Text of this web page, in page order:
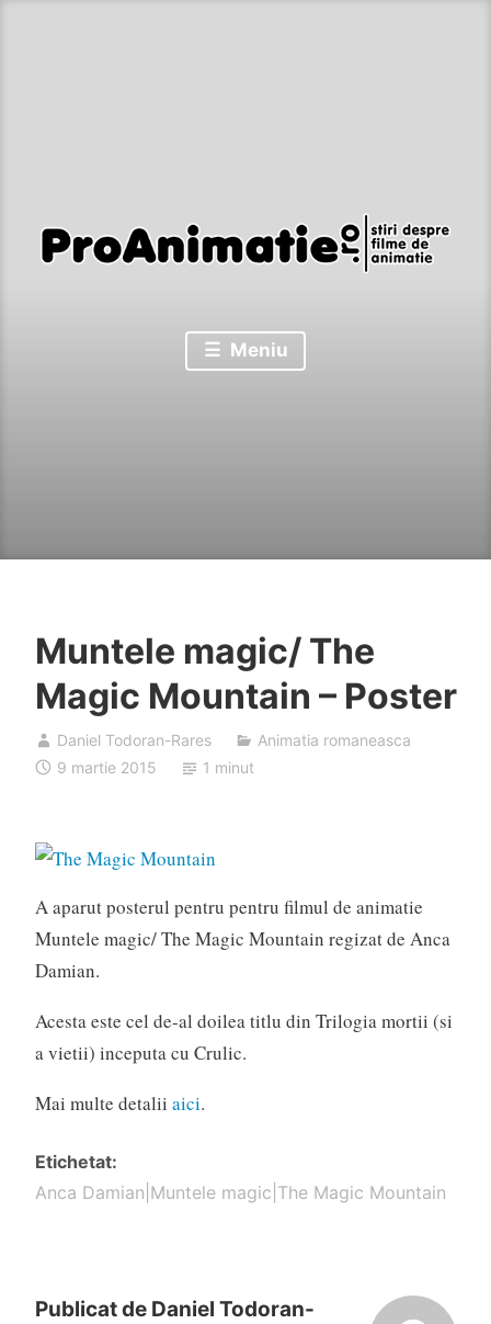
Proanimatie
Meniu
Muntele magic/ The
Magic Mountain – Poster
Daniel Todoran-Rares
Animatia romaneasca
9 martie 2015
1 minut
A aparut posterul pentru pentru filmul de animatie
Muntele magic/ The Magic Mountain regizat de Anca
Damian.
Acesta este cel de-al doilea titlu din Trilogia mortii (si
a vietii) inceputa cu Crulic.
Mai multe detalii aici.
Etichetat
Anca Damian|Muntele magic|The Magic Mountain
Publicat de Daniel Todoran-